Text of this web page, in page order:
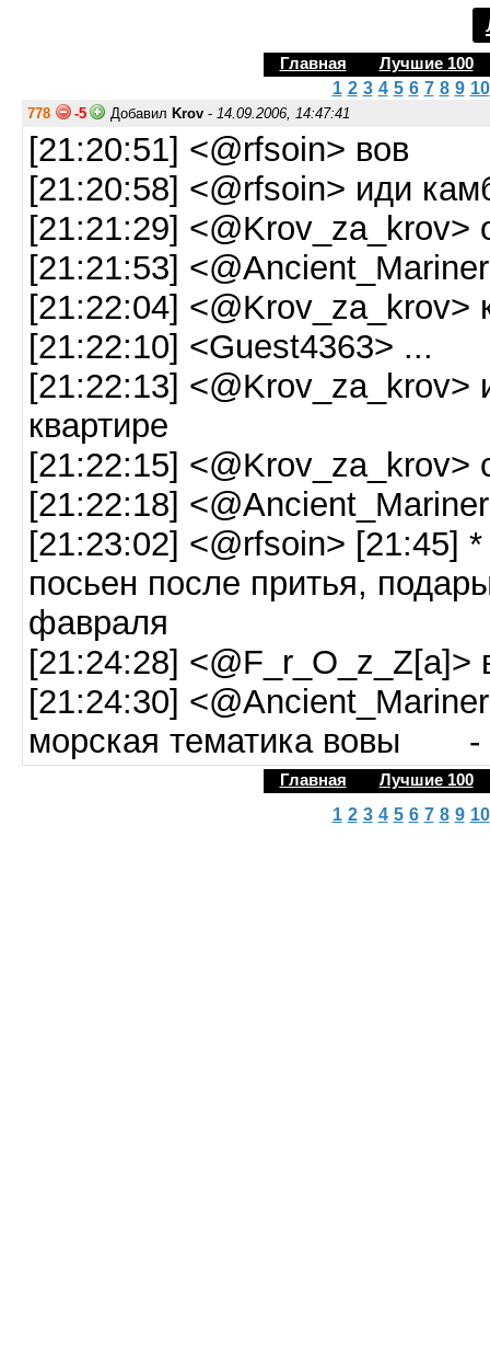
Главная Лучшие 100
1 2 3 4 5 6 7 8 9 10
778 -5 Добавил Krov - 14.09.2006, 14:47:41
[21:20:51] <@rfsoin> вов
[21:20:58] <@rfsoin> иди
[21:21:29] <@Krov_za_krov>
[21:21:53]
[21:22:04] <@Krov_za_krov>
[21:22:10] <Guest4363> ...
[21:22:13] <@Krov_za_krov>
квартире
[21:22:15] <@Krov_za_krov>
[21:22:18]
[21:23:02] <@rfsoin> [21:45]
посьен после притья,
фавраля
[21:24:28] <@F_r_O_z_Z[a]>
[21:24:30]
морская тематика вовы -
Главная Лучшие 100
1 2 3 4 5 6 7 8 9 10